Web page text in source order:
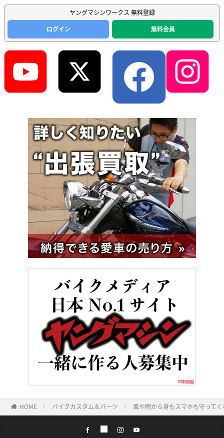
ヤングマシンワークス 無料登録
ログイン
無料会員
HOME バイクカスタム＆パーツ 風や雨から身もスマホも守って